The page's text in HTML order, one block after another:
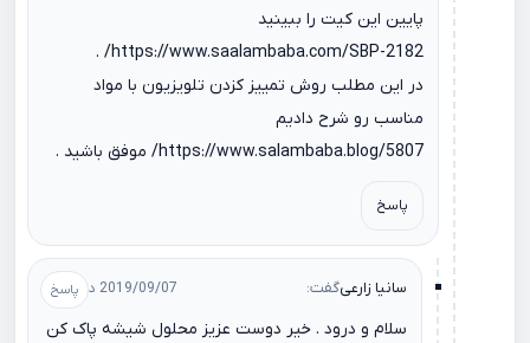
پایین این کیت را ببینید
https://www.saalambaba.com/SBP-2182/
.
در این مطلب روش تمییز کزدن تلویزیون با مواد
مناسب رو شرح دادیم
https://www.salambaba.blog/5807/ موفق باشید .
پاسخ
سانیا زارعیگفت: 2019/09/07 در 08:21
سلام و درود . خیر دوست عزیز محلول شیشه پاک کن